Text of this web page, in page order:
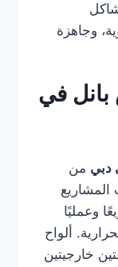
وجاهزة
في
دبي من
المشاريع
وعمليًا
ألواح
خارجيتين